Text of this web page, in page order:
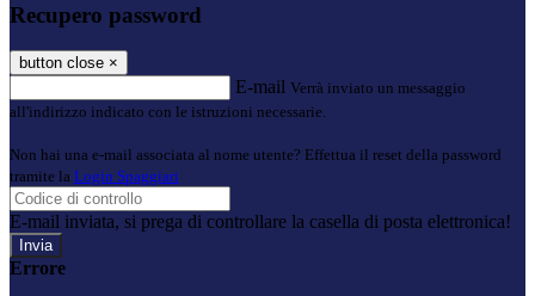
Recupero password
button close ×
E-mail Verrà inviato un messaggio
all'indirizzo indicato con le istruzioni necessarie.
Non hai una e-mail associata al nome utente? Effettua il reset della password
tramite la Login Spaggiari
E-mail inviata, si prega di controllare la casella di posta elettronica!
Errore